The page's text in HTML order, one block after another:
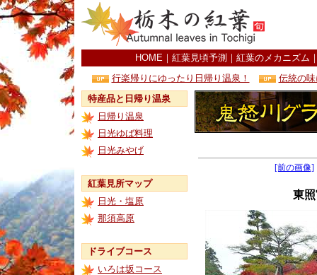
HOME ｜ 紅葉見頃予測 ｜ 紅葉のメカニズム
行楽帰りにゆったり日帰り温泉！
伝統の
特産品と日帰り温泉
日帰り温泉
日光ゆば料理
日光みやげ
紅葉見所マップ
日光・塩原
那須高原
ドライブコース
いろは坂コース
[前の画像]
東